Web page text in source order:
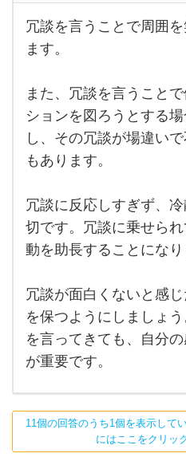
冗談
を言
うこ
周囲
を笑
わせ
たい
欲求
があ
りま
た、
冗談
を言
冗談を言うことで周囲
ます。
また、冗談を言うこと
ションを図ろうとする
し、その冗談が場違い
もあります。
冗談に反応しすぎず、
切です。冗談に乗せら
動を助長することにな
冗談が面白くないと感
を保つようにしましょ
を言ってきても、自分
が重要です。
11個の回答のうち1個を表示して
にはここをクリッ